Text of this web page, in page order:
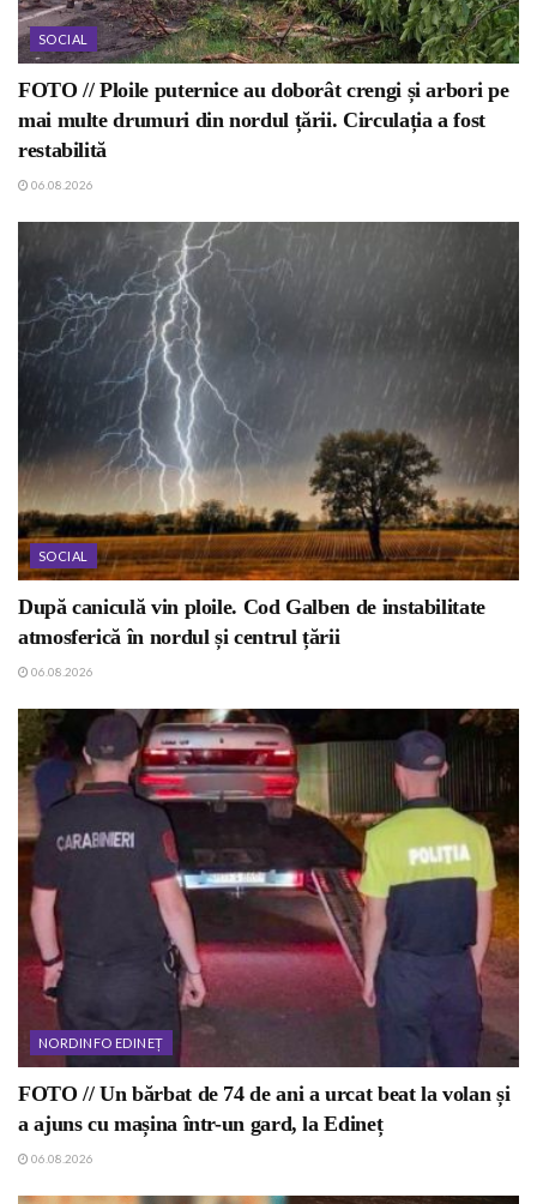
SOCIAL
FOTO // Ploile puternice au doborât crengi și arbori pe
mai multe drumuri din nordul țării. Circulația a fost
restabilită
06.08.2026
SOCIAL
După caniculă vin ploile. Cod Galben de instabilitate
atmosferică în nordul și centrul țării
06.08.2026
NORDINFO EDINEȚ
FOTO // Un bărbat de 74 de ani a urcat beat la volan și
a ajuns cu mașina într-un gard, la Edineț
06.08.2026